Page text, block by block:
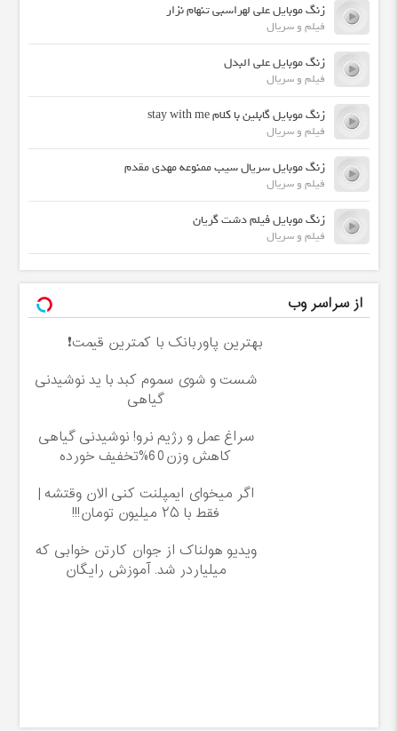
زنگ موبایل علی لهراسبی تنهام نزار
فیلم و سریال
زنگ موبایل علی البدل
فیلم و سریال
زنگ موبایل گابلین با کلام stay with me
فیلم و سریال
زنگ موبایل سریال سیب ممنوعه مهدی مقدم
فیلم و سریال
زنگ موبایل فیلم دشت گریان
فیلم و سریال
از سراسر وب
بهترین پاوربانک با کمترین قیمت❗
شست و شوی سموم کبد با ید نوشیدنی
گیاهی
سراغ عمل و رژیم نرو! نوشیدنی گیاهی
کاهش وزن60%تخفیف خورده
اگر میخوای ایمپلنت کنی الان وقتشه |
فقط با ۲۵ میلیون تومان!!!
ویدیو هولناک از جوان کارتن خوابی که
میلیاردر شد. آموزش رایگان